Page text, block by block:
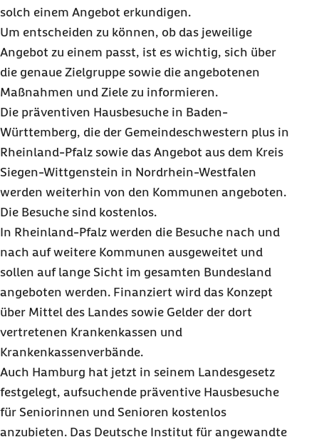
solch einem Angebot erkundigen.
Um entscheiden zu können, ob das jeweilige
Angebot zu einem passt, ist es wichtig, sich über
die genaue Zielgruppe sowie die angebotenen
Maßnahmen und Ziele zu informieren.
Die präventiven Hausbesuche in Baden-
Württemberg, die der Gemeindeschwestern plus in
Rheinland-Pfalz sowie das Angebot aus dem Kreis
Siegen-Wittgenstein in Nordrhein-Westfalen
werden weiterhin von den Kommunen angeboten.
Die Besuche sind kostenlos.
In Rheinland-Pfalz werden die Besuche nach und
nach auf weitere Kommunen ausgeweitet und
sollen auf lange Sicht im gesamten Bundesland
angeboten werden. Finanziert wird das Konzept
über Mittel des Landes sowie Gelder der dort
vertretenen Krankenkassen und
Krankenkassenverbände.
Auch Hamburg hat jetzt in seinem Landesgesetz
festgelegt, aufsuchende präventive Hausbesuche
für Seniorinnen und Senioren kostenlos
anzubieten. Das Deutsche Institut für angewandte